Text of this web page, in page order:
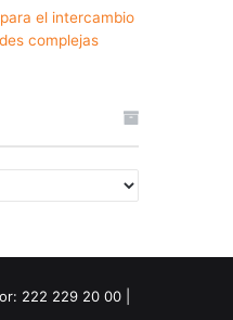
el intercambio
complejas
222 229 20 00 |